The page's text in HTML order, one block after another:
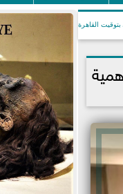
بتوقيت القاهرة